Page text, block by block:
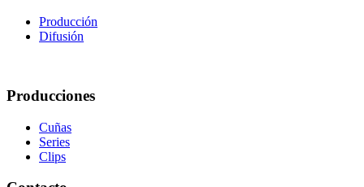
Producción
Difusión
Producciones
Cuñas
Series
Clips